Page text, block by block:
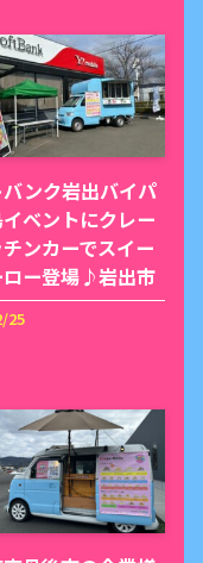
ンク岩出バイパ
ベントにクレー
ンカーでスイー
ロー登場♪岩出市
25